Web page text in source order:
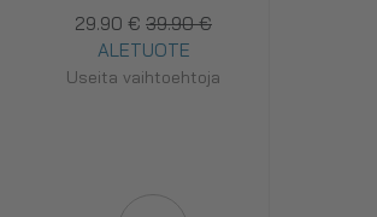
29.90 € 39.90 €
ALETUOTE
Useita vaihtoehtoja